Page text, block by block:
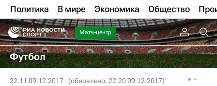
Политика В мире Экономика Общество
Матч-центр
Футбол
22:11 09.12.2017 (обновлено: 22:20 09.12.2017)